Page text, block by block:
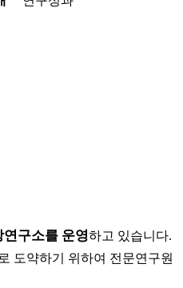
구소를 운영하고 있습니다.
도약하기 위하여 전문연구원